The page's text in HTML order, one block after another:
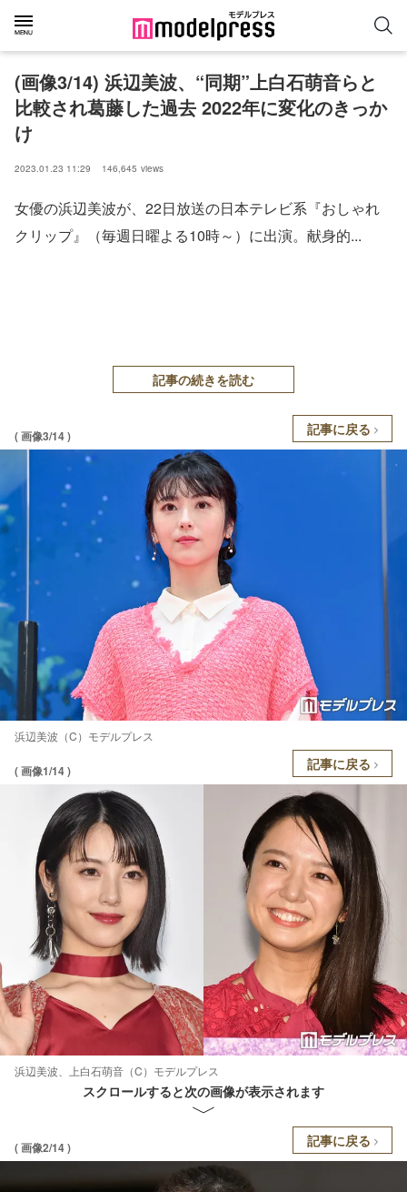
(画像3/14) 浜辺美波、“同期”上白石萌音らと
比較され葛藤した過去 2022年に変化のきっか
け
2023.01.23 11:29 146,645 views
女優の浜辺美波が、22日放送の日本テレビ系『おしゃれ
クリップ』（毎週日曜よる10時～）に出演。献身的...
記事の続きを読む
( 画像3/14 ) 記事に戻る
浜辺美波（C）モデルプレス
( 画像1/14 ) 記事に戻る
浜辺美波、上白石萌音（C）モデルプレス
スクロールすると次の画像が表示されます
( 画像2/14 ) 記事に戻る